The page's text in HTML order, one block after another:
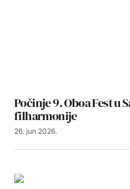
Počinje 9. Oboa Fest u
filharmonije
26. jun 2026.